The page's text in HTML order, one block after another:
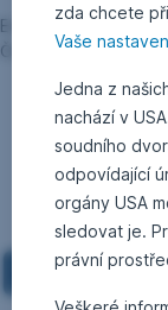
Erste Asset
České republice,
zda chcete
Vaše
Jedna z
nachází v
soudního
odpovídající
orgány USA
sledovat je.
právní